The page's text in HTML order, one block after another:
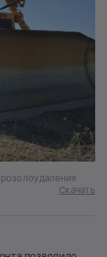
Скачать